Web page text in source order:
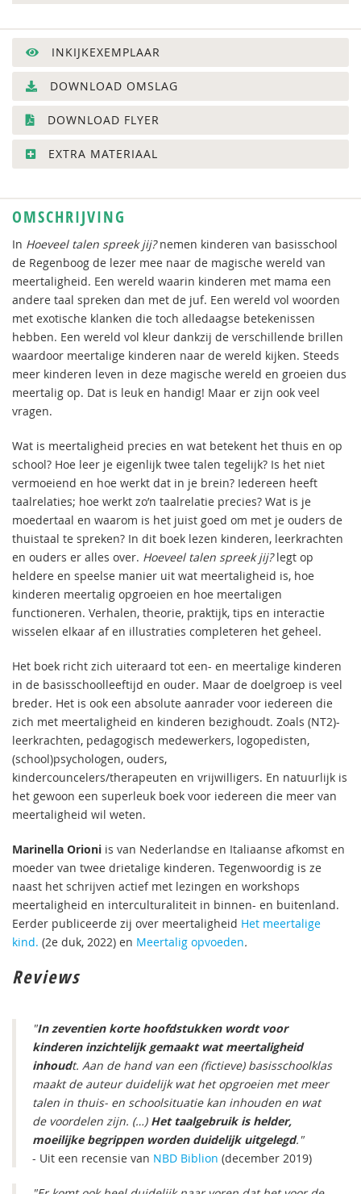
INKIJKEXEMPLAAR
DOWNLOAD OMSLAG
DOWNLOAD FLYER
EXTRA MATERIAAL
OMSCHRIJVING
In Hoeveel talen spreek jij?​nemen kinderen van basisschool
de Regenboog de lezer mee naar de magische wereld van
meertaligheid. Een wereld waarin kinderen met mama een
andere taal spreken dan met de juf. Een wereld vol woorden
met exotische klanken die toch alledaagse betekenissen
hebben. Een wereld vol kleur dankzij de verschillende brillen
waardoor meertalige kinderen naar de wereld kijken. Steeds
meer kinderen leven in deze magische wereld en groeien dus
meertalig op. Dat is leuk en handig! Maar er zijn ook veel
vragen.
Wat is meertaligheid precies en wat betekent het thuis en op
school? Hoe leer je eigenlijk twee talen tegelijk? Is het niet
vermoeiend en hoe werkt dat in je brein? Iedereen heeft
taalrelaties; hoe werkt zo’n taalrelatie precies? Wat is je
moedertaal en waarom is het juist goed om met je ouders de
thuistaal te spreken? In dit boek lezen kinderen, leerkrachten
en ouders er alles over. Hoeveel talen spreek jij?​legt op
heldere en speelse manier uit wat meertaligheid is, hoe
kinderen meertalig opgroeien en hoe meertaligen
functioneren. Verhalen, theorie, praktijk, tips en interactie
wisselen elkaar af en illustraties completeren het geheel.
Het boek richt zich uiteraard tot een- en meertalige kinderen
in de basisschoolleeftijd en ouder. Maar de doelgroep is veel
breder. Het is ook een absolute aanrader voor iedereen die
zich met meertaligheid en kinderen bezighoudt. Zoals (NT2)-
leerkrachten, pedagogisch medewerkers, logopedisten,
(school)psychologen, ouders,
kindercouncelers/therapeuten en vrijwilligers. En natuurlijk is
het gewoon een superleuk boek voor iedereen die meer van
meertaligheid wil weten.
Marinella Orioni is van Nederlandse en Italiaanse afkomst en
moeder van twee drietalige kinderen. Tegenwoordig is ze
naast het schrijven actief met lezingen en workshops
meertaligheid en interculturaliteit in binnen- en buitenland.
Eerder publiceerde zij over meertaligheid Het meertalige
kind. (2e duk, 2022) en Meertalig opvoeden.
Reviews
"In zeventien korte hoofdstukken wordt voor
kinderen inzichtelijk gemaakt wat meertaligheid
inhoudt. Aan de hand van een (fictieve) basisschoolklas
maakt de auteur duidelijk wat het opgroeien met meer
talen in thuis- en schoolsituatie kan inhouden en wat
de voordelen zijn. (…) Het taalgebruik is helder,
moeilijke begrippen worden duidelijk uitgelegd."
- Uit een recensie van NBD Biblion (december 2019)